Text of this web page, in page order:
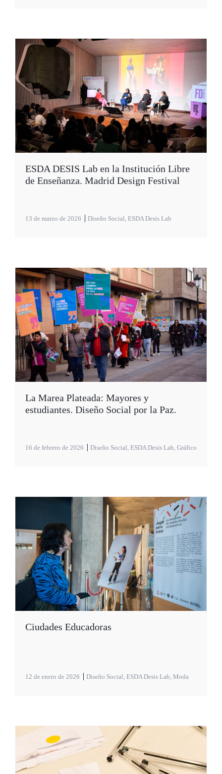
ESDA DESIS Lab en la Institución Libre
de Enseñanza. Madrid Design Festival
13 de marzo de 2026 Diseño Social, ESDA Desis Lab
La Marea Plateada: Mayores y
estudiantes. Diseño Social por la Paz.
16 de febrero de 2026 Diseño Social, ESDA Desis Lab, Gráfico
Ciudades Educadoras
12 de enero de 2026 Diseño Social, ESDA Desis Lab, Moda